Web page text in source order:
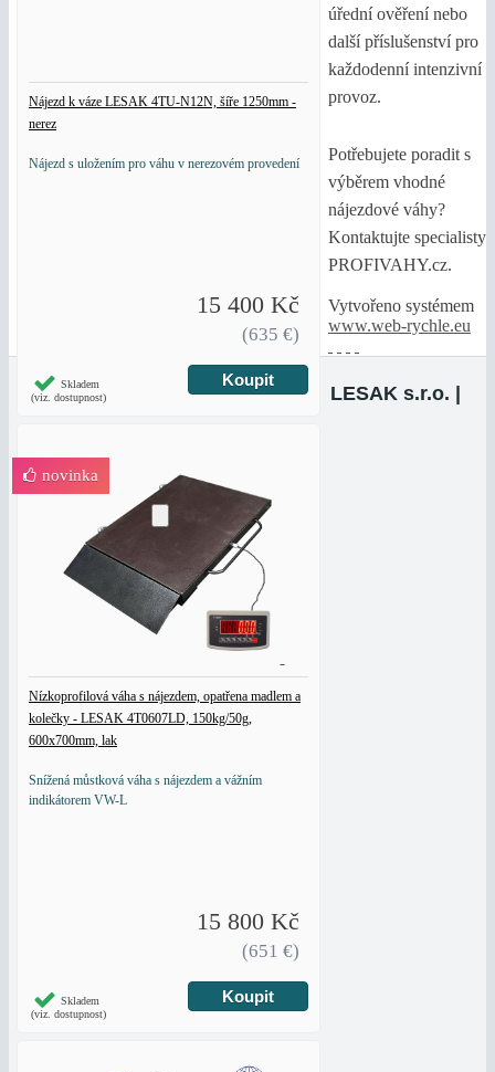
Nájezd k váze LESAK 4TU-N12N, šíře 1250mm -
nerez
Nájezd s uložením pro váhu v nerezovém provedení
15 400 Kč
(635 €)
Skladem
(viz. dostupnost)
Nízkoprofilová váha s nájezdem, opatřena madlem a
kolečky - LESAK 4T0607LD, 150kg/50g,
600x700mm, lak
Snížená můstková váha s nájezdem a vážním
indikátorem VW-L
15 800 Kč
(651 €)
Skladem
(viz. dostupnost)
novinka
úřední ověření nebo
další příslušenství pro
každodenní intenzivní
provoz.
Potřebujete poradit s
výběrem vhodné
nájezdové váhy?
Kontaktujte specialisty
PROFIVAHY.cz.
Vytvořeno systémem
www.web-rychle.eu
LESAK s.r.o. |